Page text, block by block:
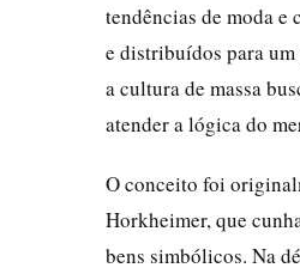
tendências de moda
e distribuídos para
a cultura de massa
atender a lógica do
O conceito foi
Horkheimer, que
bens simbólicos. Na